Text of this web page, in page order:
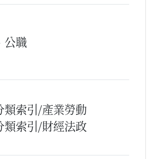
公職
類索引/產業勞動
類索引/財經法政